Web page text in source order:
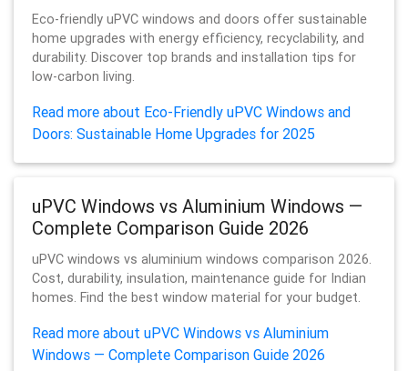
Eco-friendly uPVC windows and doors offer sustainable
home upgrades with energy efficiency, recyclability, and
durability. Discover top brands and installation tips for
low-carbon living.
Read more about Eco-Friendly uPVC Windows and
Doors: Sustainable Home Upgrades for 2025
uPVC Windows vs Aluminium Windows —
Complete Comparison Guide 2026
uPVC windows vs aluminium windows comparison 2026.
Cost, durability, insulation, maintenance guide for Indian
homes. Find the best window material for your budget.
Read more about uPVC Windows vs Aluminium
Windows — Complete Comparison Guide 2026